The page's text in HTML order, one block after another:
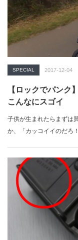
SPECIAL 2017-12-04
【ロックでパンク
こんなにスゴイ
子供が生まれたらまずは
か、「カッコイイのだろ